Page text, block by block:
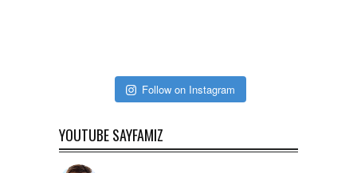
Follow on Instagram
YOUTUBE SAYFAMIZ